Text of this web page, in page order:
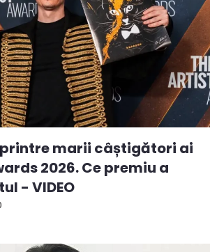
printre marii câștigători ai
2026. Ce premiu a
- VIDEO